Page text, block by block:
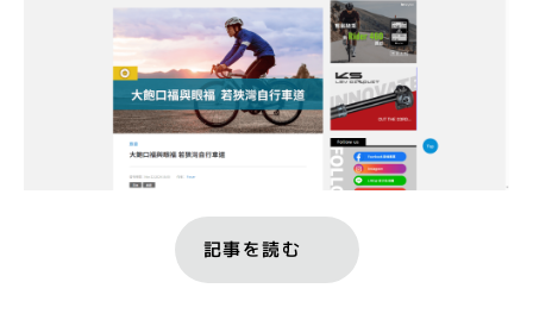
記事を読む